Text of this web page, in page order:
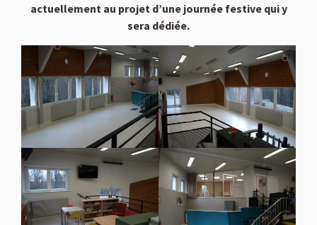
actuellement au projet d’une journée festive qui y
sera dédiée.